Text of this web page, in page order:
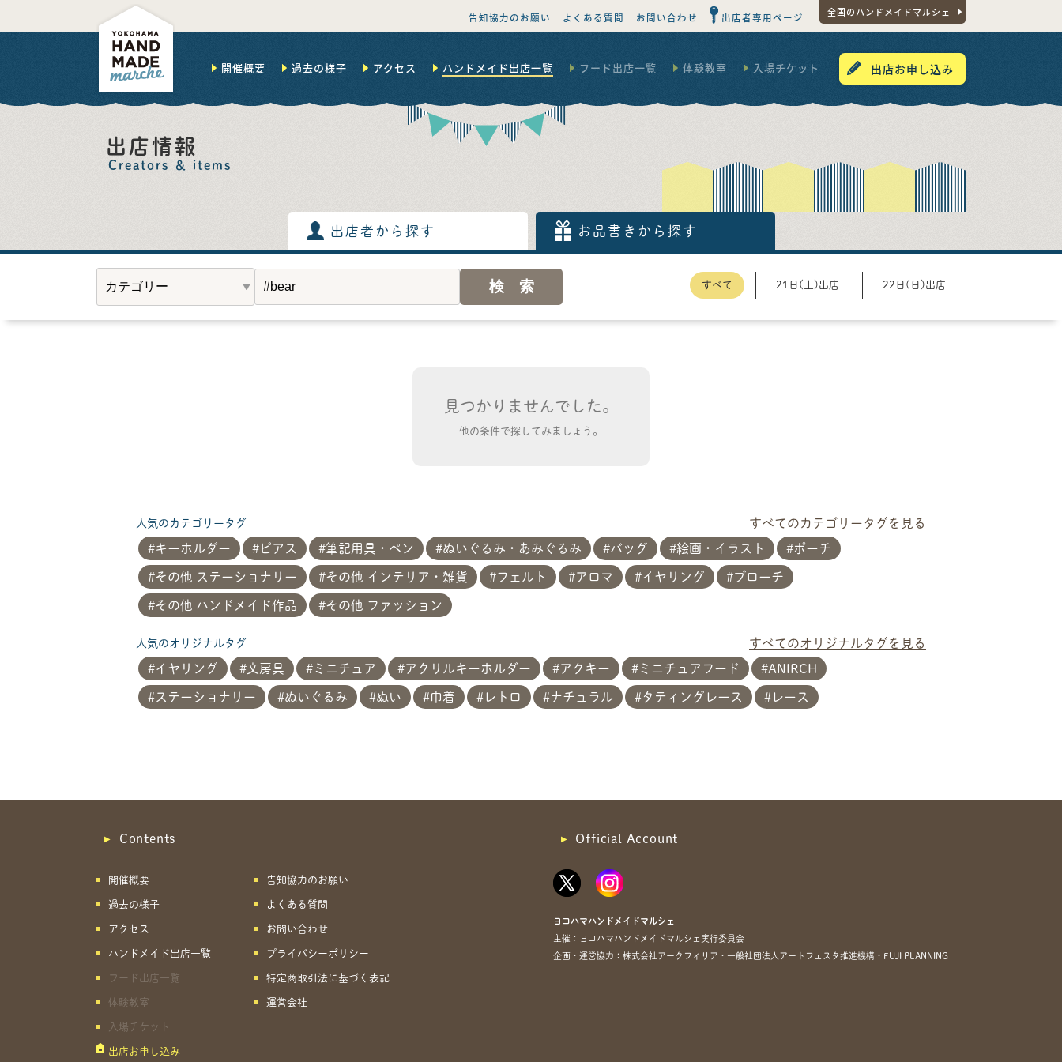
告知協力のお願い よくある質問 お問い合わせ 出店者専用ページ 全国のハンドメイドマルシェ
開催概要 過去の様子 アクセス ハンドメイド出店一覧 フード出店一覧 体験教室 入場チケット 出店お申し込み
出店情報
Creators ＆ items
出店者から探す お品書きから探す
すべて 21日(土)出店 22日(日)出店
見つかりませんでした。
他の条件で探してみましょう。
人気のカテゴリータグ
キーホルダー ピアス 筆記用具・ペン ぬいぐるみ・あみぐるみ バッグ 絵画・イラスト ポーチ
その他 ステーショナリー その他 インテリア・雑貨 フェルト アロマ イヤリング ブローチ
その他 ハンドメイド作品 その他 ファッション
すべてのカテゴリータグを見る
人気のオリジナルタグ
イヤリング 文房具 ミニチュア アクリルキーホルダー アクキー ミニチュアフード ANIRCH
ステーショナリー ぬいぐるみ ぬい 巾着 レトロ ナチュラル タティングレース レース
すべてのオリジナルタグを見る
Contents
開催概要
過去の様子
アクセス
ハンドメイド出店一覧
フード出店一覧
体験教室
入場チケット
出店お申し込み
告知協力のお願い
よくある質問
お問い合わせ
プライバシーポリシー
特定商取引法に基づく表記
運営会社
Official Account
ヨコハマハンドメイドマルシェ
主催：ヨコハマハンドメイドマルシェ実行委員会
企画・運営協力：株式会社アークフィリア・一般社団法人アートフェスタ推進機構・FUJI PLANNING